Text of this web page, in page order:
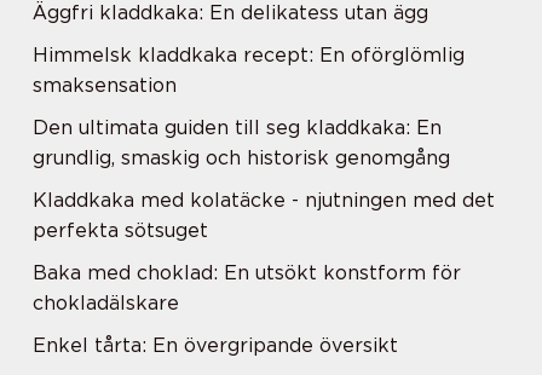
Äggfri kladdkaka: En delikatess utan ägg
Himmelsk kladdkaka recept: En oförglömlig
smaksensation
Den ultimata guiden till seg kladdkaka: En
grundlig, smaskig och historisk genomgång
Kladdkaka med kolatäcke - njutningen med det
perfekta sötsuget
Baka med choklad: En utsökt konstform för
chokladälskare
Enkel tårta: En övergripande översikt